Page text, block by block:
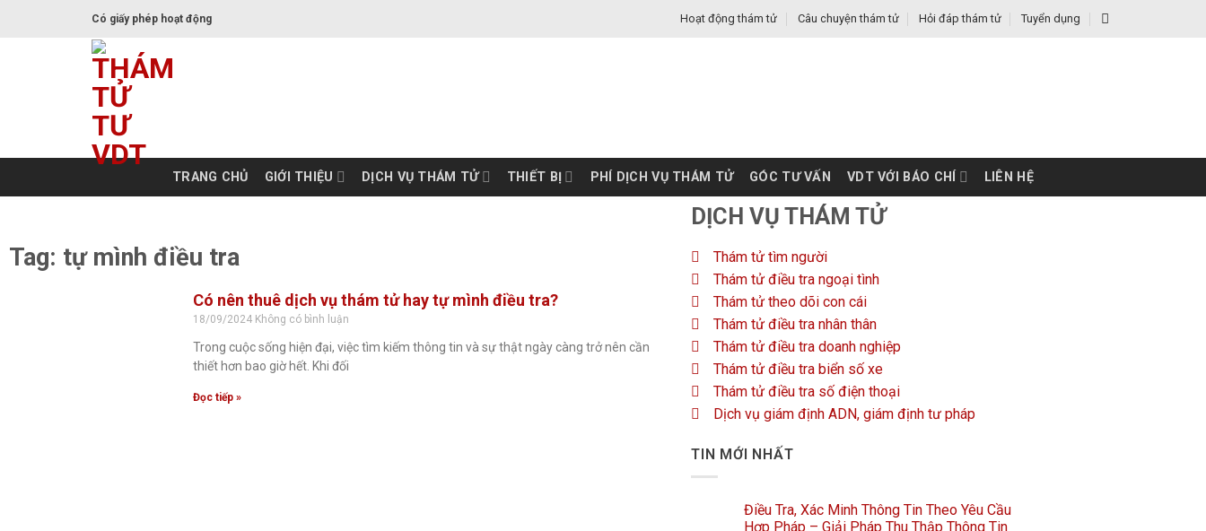
Có giấy phép hoạt động Hoạt động thám tử Câu chuyện thám tử Hỏi đáp thám tử Tuyển dụng
TRANG CHỦ GIỚI THIỆU DỊCH VỤ THÁM TỬ THIẾT BỊ PHÍ DỊCH VỤ THÁM TỬ GÓC TƯ VẤN VDT VỚI BÁO CHÍ LIÊN HỆ
Tag: tự mình điều tra
Có nên thuê dịch vụ thám tử hay tự mình điều tra?
18/09/2024 Không có bình luận
Trong cuộc sống hiện đại, việc tìm kiếm thông tin và sự thật ngày càng trở nên cần
thiết hơn bao giờ hết. Khi đối
Đọc tiếp »
DỊCH VỤ THÁM TỬ
Thám tử tìm người
Thám tử điều tra ngoại tình
Thám tử theo dõi con cái
Thám tử điều tra nhân thân
Thám tử điều tra doanh nghiệp
Thám tử điều tra biển số xe
Thám tử điều tra số điện thoại
Dịch vụ giám định ADN, giám định tư pháp
TIN MỚI NHẤT
Điều Tra, Xác Minh Thông Tin Theo Yêu Cầu
Hợp Pháp – Giải Pháp Thu Thập Thông Tin